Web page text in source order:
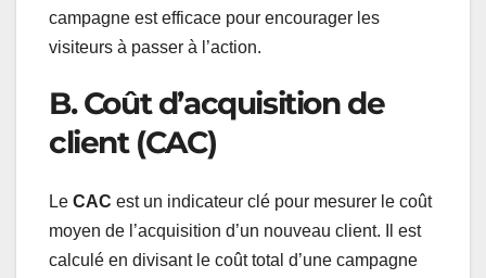
campagne est efficace pour encourager les
visiteurs à passer à l’action.
B. Coût d’acquisition de
client (CAC)
Le CAC est un indicateur clé pour mesurer le coût
moyen de l’acquisition d’un nouveau client. Il est
calculé en divisant le coût total d’une campagne